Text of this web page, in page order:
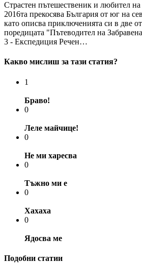
Страстен пътешественик и любител
2016та прекосява България от юг на
като описва приключенията си в две
поредицата "Пътеводител на
3 - Експедиция Речен…
Какво мислиш за тази статия?
1
Браво!
0
Леле майчице!
0
Не ми харесва
0
Тъжно ми е
0
Хахаха
0
Ядосва ме
Подобни статии